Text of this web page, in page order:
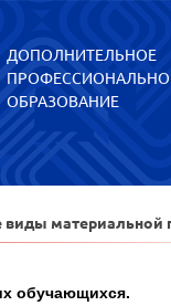
ДОПОЛНИТЕЛЬНОЕ
ОБРАЗОВАНИЕ
виды материальной
обучающихся.